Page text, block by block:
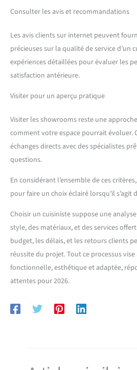
Consulter les avis et recommandations
Les avis clients sur internet peuvent
précieuses sur la qualité de service d’un
expériences détaillées pour évaluer les
satisfaction antérieure.
Visiter pour un aperçu pratique
Visiter les showrooms reste une
comment votre espace pourrait évoluer.
échanges directs avec des spécialistes
questions.
En considérant l’ensemble de ces
pour faire un choix éclairé lorsqu’il s’agit
Choisir un cuisiniste suppose une
style, des matériaux, et des services
budget, les délais, et les retours clients
réussite du projet. Tout ce processus
fonctionnelle, esthétique et adaptée,
attentes pour 2026.